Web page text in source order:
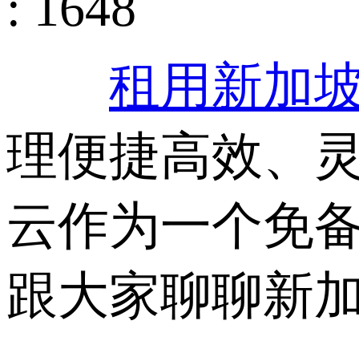
租用新加
理便捷高效、
云作为一个免
跟大家聊聊新